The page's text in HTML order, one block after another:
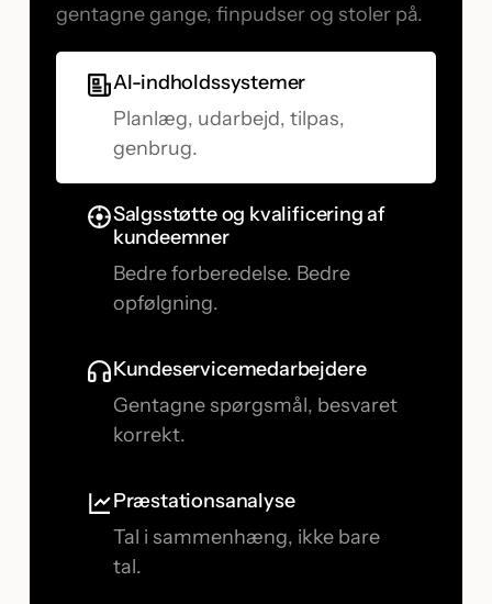
gentagne gange, finpudser og stoler på.
AI-indholdssystemer
Planlæg, udarbejd, tilpas,
genbrug.
Salgsstøtte og kvalificering af
kundeemner
Bedre forberedelse. Bedre
opfølgning.
Kundeservicemedarbejdere
Gentagne spørgsmål, besvaret
korrekt.
Præstationsanalyse
Tal i sammenhæng, ikke bare
tal.